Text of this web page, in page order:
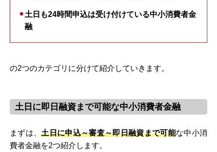
土日も24時間申込は受け付けている中小消費者金
融
の2つのカテゴリに分けて紹介していきます。
土日に即日融資まで可能な中小消費者金融
まずは、土日に申込～審査～即日融資まで可能な中小消
費者金融を2つ紹介します。